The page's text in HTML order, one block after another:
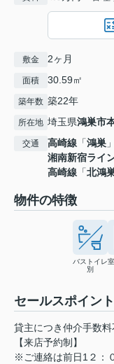
敷金 2ヶ月
面積 30.59㎡
築年数 築22年
所在地 埼玉県鴻巣市
交通 高崎線 「鴻巣
湘南新宿ライ
高崎線 「北鴻
物件の特徴
バストイレ
別
セールスポイント
貸主につき仲介手数料
【来店予約制】
※ご連絡は前日1２：